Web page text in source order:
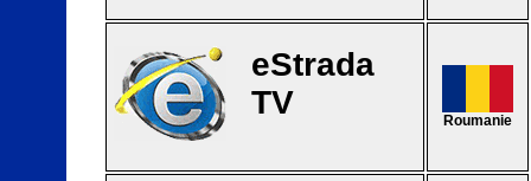
eStrada
TV
Roumanie